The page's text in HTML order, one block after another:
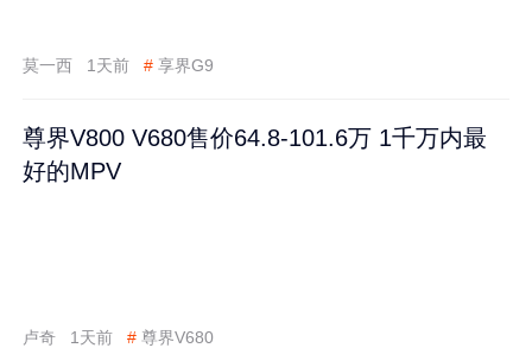
莫一西 1天前 # 享界G9
尊界V800 V680售价64.8-101.6万 1千万内最
好的MPV
卢奇 1天前 # 尊界V680